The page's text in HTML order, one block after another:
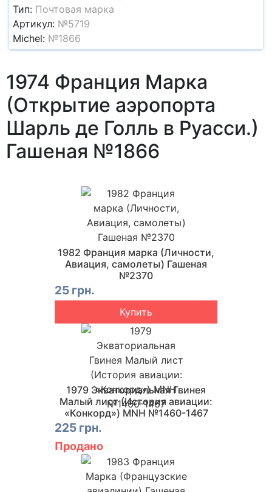
Тип: Почтовая марка
Артикул: №5719
Michel: №1866
1974 Франция Марка
(Открытие аэропорта
Шарль де Голль в Руасси.)
Гашеная №1866
1982 Франция марка (Личности,
Авиация, самолеты) Гашеная
№2370
25 грн.
Купить
1979 Экваториальная Гвинея
Малый лист (История авиации:
«Конкорд») MNH №1460-1467
225 грн.
Продано